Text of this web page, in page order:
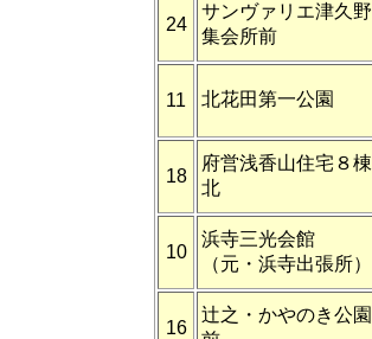
24
サンヴァリエ津久野
集会所前
11 北花田第一公園
18
府営浅香山住宅８棟
北
10
浜寺三光会館
（元・浜寺出張所）
16
辻之・かやのき公園